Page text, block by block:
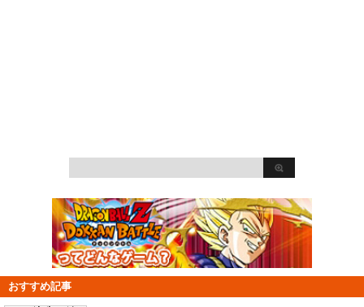
おすすめ記事